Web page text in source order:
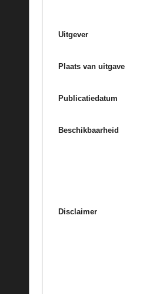
Uitgever
Plaats van uitgave
Publicatiedatum
Beschikbaarheid
Disclaimer